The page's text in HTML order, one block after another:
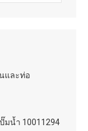
และท่อ
มน้ำ 10011294